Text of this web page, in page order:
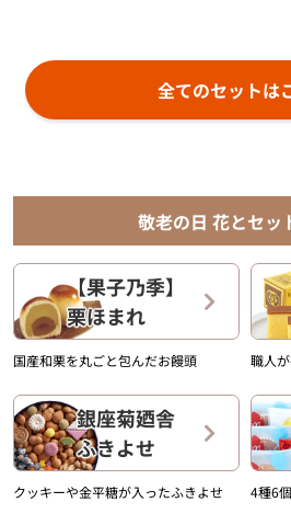
全てのセットは
敬老の日 花とセッ
【果子乃季】
栗ほまれ
国産和栗を丸ごと包んだお饅頭 職人
銀座菊廼舎
ふきよせ
クッキーや金平糖が入ったふきよせ 4種6